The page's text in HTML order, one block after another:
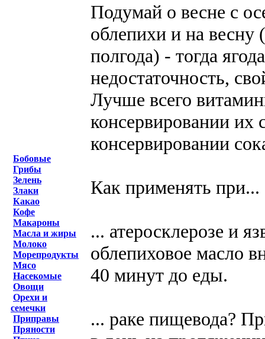
Бобовые
Грибы
Зелень
Злаки
Какао
Кофе
Макароны
Масла и жиры
Молоко
Морепродукты
Мясо
Насекомые
Овощи
Орехи и
семечки
Приправы
Пряности
Подумай о весне с
облепихи и на весну
полгода) - тогда
недостаточность,
Лучше всего
консервировании их
консервировании
Как применять при...
... атеросклерозе и
облепиховое масло
40 минут до еды.
... раке пищевода?